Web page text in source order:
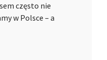
często nie
w Polsce – a